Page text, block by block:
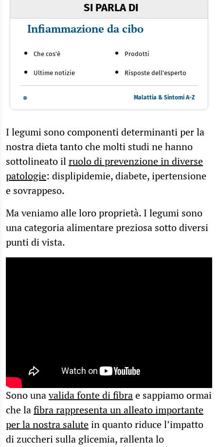
SI PARLA DI
Infiammazione da cibo
Che cos'è
Ultime notizie
Prodotti
Risposte dell'esperto
Malattia & Sintomi A-Z
I legumi sono componenti determinanti per la
nostra dieta tanto che molti studi ne hanno
sottolineato ilruolo di prevenzione in diverse
patologie: displipidemie, diabete, ipertensione
e sovrappeso.
Ma veniamo alle loro proprietà. I legumi sono
una categoria alimentare preziosa sotto diversi
punti di vista.
Sono unavalida fonte di fibrae sappiamo ormai
che lafibra rappresenta un alleato importante
per la nostra salutein quanto riduce l’impatto
di zuccheri sulla glicemia, rallenta lo